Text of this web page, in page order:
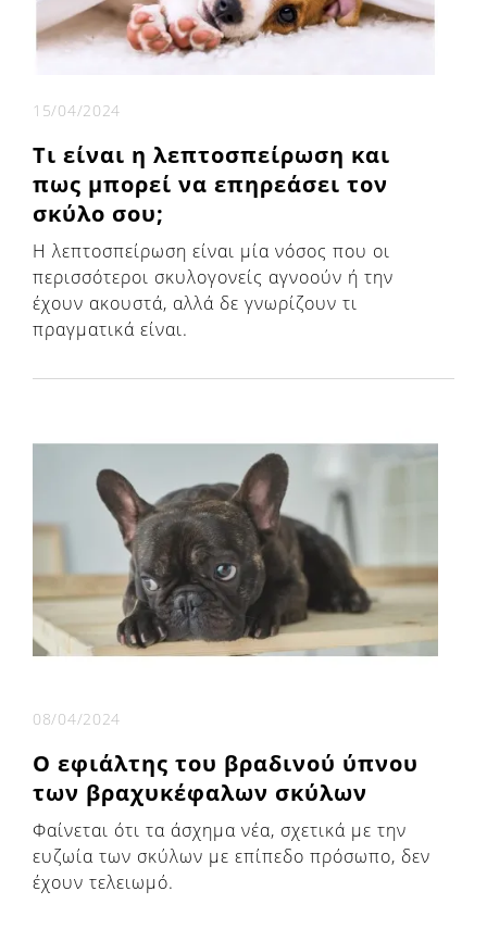
15/04/2024
Τι είναι η λεπτοσπείρωση και
πως μπορεί να επηρεάσει τον
σκύλο σου;
Η λεπτοσπείρωση είναι μία νόσος που οι
περισσότεροι σκυλογονείς αγνοούν ή την
έχουν ακουστά, αλλά δε γνωρίζουν τι
πραγματικά είναι.
08/04/2024
Ο εφιάλτης του βραδινού ύπνου
των βραχυκέφαλων σκύλων
Φαίνεται ότι τα άσχημα νέα, σχετικά με την
ευζωία των σκύλων με επίπεδο πρόσωπο, δεν
έχουν τελειωμό.